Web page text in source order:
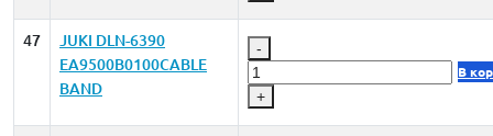
47
JUKI DLN-6390
EA9500B0100CABLE
BAND
-
+
В